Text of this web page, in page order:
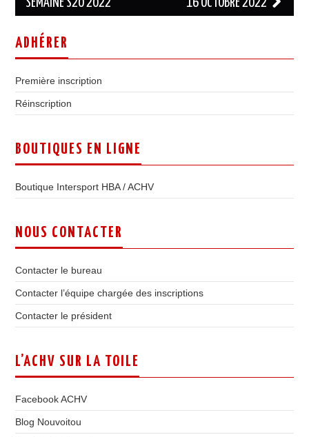
des
SEMAINE S20 2022
16 OCTOBRE 2022
ADHÉRER
Première inscription
Réinscription
BOUTIQUES EN LIGNE
Boutique Intersport HBA / ACHV
NOUS CONTACTER
Contacter le bureau
Contacter l’équipe chargée des inscriptions
Contacter le président
L’ACHV SUR LA TOILE
Facebook ACHV
Blog Nouvoitou